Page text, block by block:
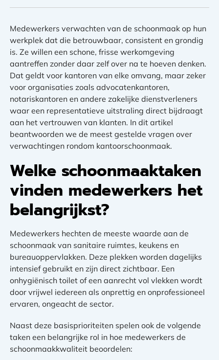
Medewerkers verwachten van de schoonmaak op hun
werkplek dat die betrouwbaar, consistent en grondig
is. Ze willen een schone, frisse werkomgeving
aantreffen zonder daar zelf over na te hoeven denken.
Dat geldt voor kantoren van elke omvang, maar zeker
voor organisaties zoals advocatenkantoren,
notariskantoren en andere zakelijke dienstverleners
waar een representatieve uitstraling direct bijdraagt
aan het vertrouwen van klanten. In dit artikel
beantwoorden we de meest gestelde vragen over
verwachtingen rondom kantoorschoonmaak.
Welke schoonmaaktaken
vinden medewerkers het
belangrijkst?
Medewerkers hechten de meeste waarde aan de
schoonmaak van sanitaire ruimtes, keukens en
bureauoppervlakken. Deze plekken worden dagelijks
intensief gebruikt en zijn direct zichtbaar. Een
onhygiënisch toilet of een aanrecht vol vlekken wordt
door vrijwel iedereen als onprettig en onprofessioneel
ervaren, ongeacht de sector.
Naast deze basisprioriteiten spelen ook de volgende
taken een belangrijke rol in hoe medewerkers de
schoonmaakkwaliteit beoordelen: